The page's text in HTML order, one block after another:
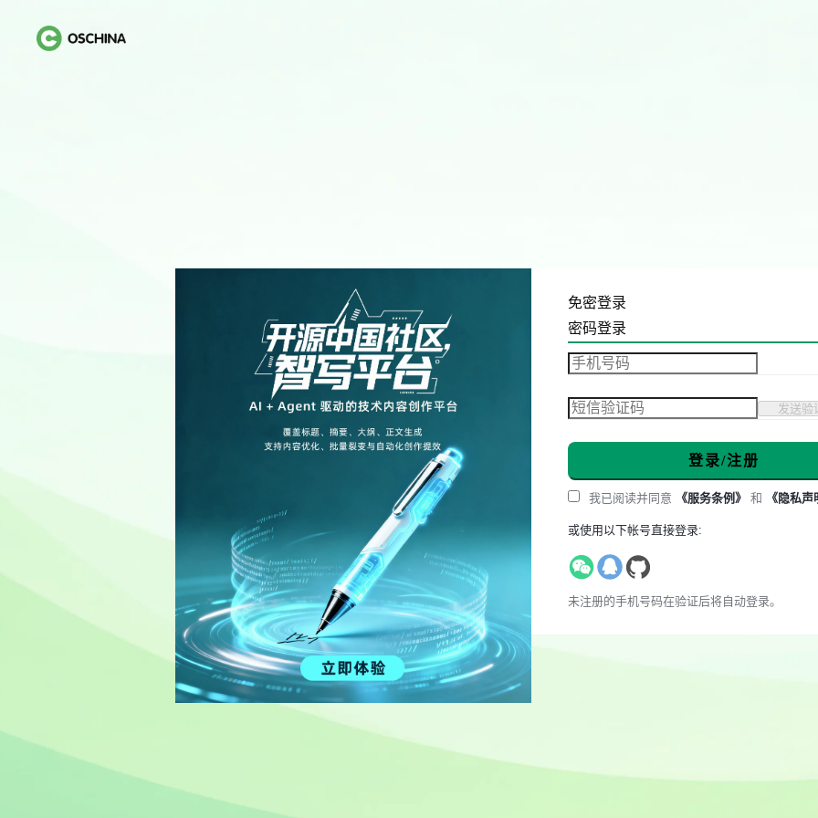
免密登录
密码登录
发送验
登录/注册
我已阅读并同意 《服务条例》 和 《隐私声
或使用以下帐号直接登录:
未注册的手机号码在验证后将自动登录。